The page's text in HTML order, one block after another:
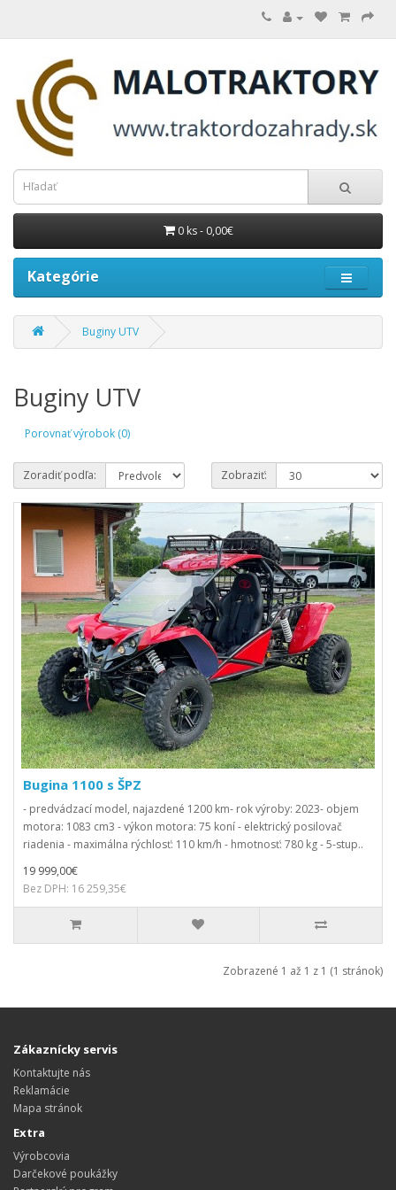
0 ks - 0,00€
Kategórie
Buginy UTV
Buginy UTV
Porovnať výrobok (0)
Zoradiť podľa: Zobraziť:
Bugina 1100 s ŠPZ
- predvádzací model, najazdené 1200 km- rok výroby: 2023- objem
motora: 1083 cm3 - výkon motora: 75 koní - elektrický posilovač
riadenia - maximálna rýchlosť: 110 km/h - hmotnosť: 780 kg - 5-stup..
19 999,00€
Bez DPH: 16 259,35€
Zobrazené 1 až 1 z 1 (1 stránok)
Zákaznícky servis
Kontaktujte nás
Reklamácie
Mapa stránok
Extra
Výrobcovia
Darčekové poukážky